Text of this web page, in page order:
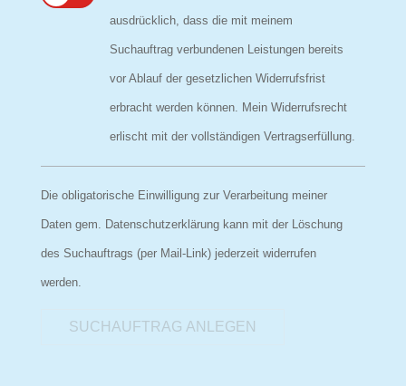
ausdrücklich, dass die mit meinem
Suchauftrag verbundenen Leistungen bereits
vor Ablauf der gesetzlichen Widerrufsfrist
erbracht werden können. Mein Widerrufsrecht
erlischt mit der vollständigen Vertragserfüllung.
Die obligatorische Einwilligung zur Verarbeitung meiner
Daten gem. Datenschutzerklärung kann mit der Löschung
des Suchauftrags (per Mail-Link) jederzeit widerrufen
werden.
SUCHAUFTRAG ANLEGEN